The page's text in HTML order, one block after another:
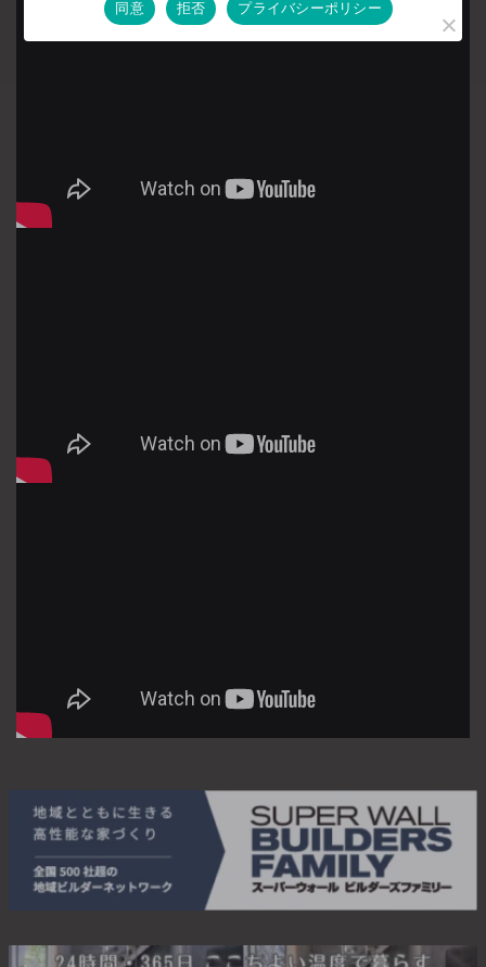
同意
拒否 プライバシーポリシー